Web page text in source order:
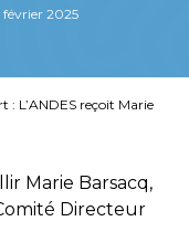
février 2025
: L’ANDES reçoit Marie
Marie Barsacq,
Directeur